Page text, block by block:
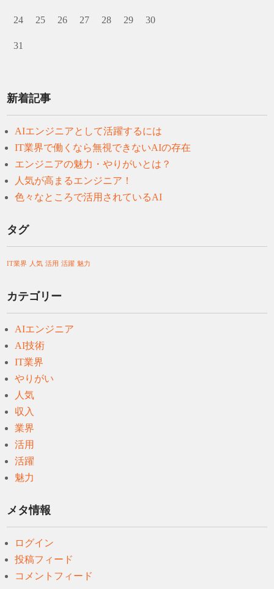
24 25 26 27 28 29 30
31
新着記事
AIエンジニアとして活躍するには
IT業界で働くなら無視できないAIの存在
エンジニアの魅力・やりがいとは？
人気が高まるエンジニア！
色々なところで活用されているAI
タグ
IT業界 人気 活用 活躍 魅力
カテゴリー
AIエンジニア
AI技術
IT業界
やりがい
人気
収入
業界
活用
活躍
魅力
メタ情報
ログイン
投稿フィード
コメントフィード